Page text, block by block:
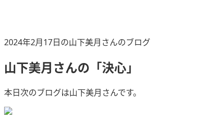
2024年2月17日の山下美月さんのブログ
山下美月さんの「決心」
本日次のブログは山下美月さんです。